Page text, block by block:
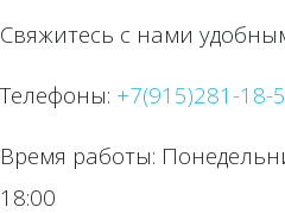
Свяжитесь с нами
Телефоны: +7(915)281-18-
Время работы:
18:00